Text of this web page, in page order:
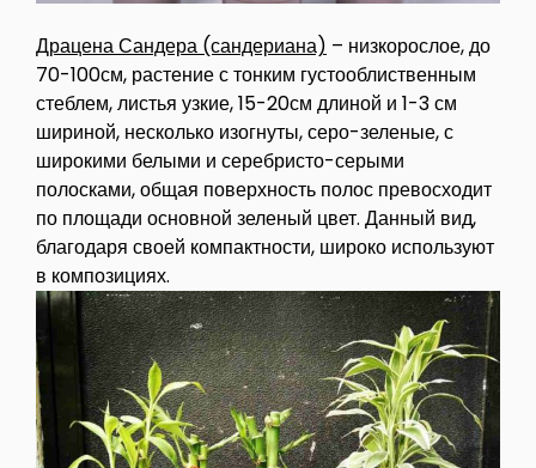
Драцена Сандера (сандериана) – низкорослое, до
70-100см, растение с тонким густооблиственным
стеблем, листья узкие, 15-20см длиной и 1-3 см
шириной, несколько изогнуты, серо-зеленые, с
широкими белыми и серебристо-серыми
полосками, общая поверхность полос превосходит
по площади основной зеленый цвет. Данный вид,
благодаря своей компактности, широко используют
в композициях.